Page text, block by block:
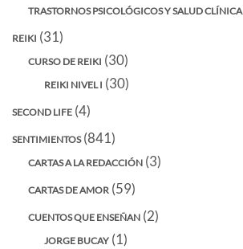
TRASTORNOS PSICOLÓGICOS Y SALUD CLÍNICA
REIKI (31)
CURSO DE REIKI (30)
REIKI NIVEL I (30)
SECOND LIFE (4)
SENTIMIENTOS(841)
CARTAS A LA REDACCIÓN (3)
CARTAS DE AMOR (59)
CUENTOS QUE ENSEÑAN (2)
JORGE BUCAY (1)